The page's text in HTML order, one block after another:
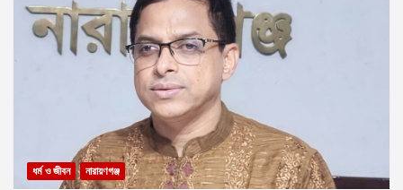
ধর্ম ও জীবন নারায়ণগঞ্জ